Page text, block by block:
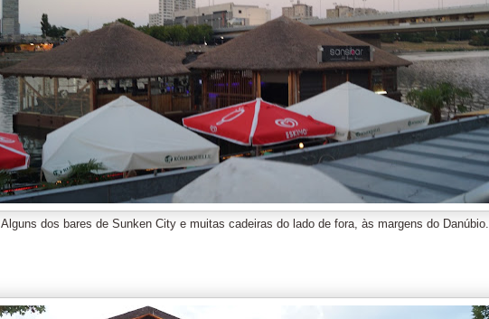
Alguns dos bares de Sunken City e muitas cadeiras do lado de fora, às margens do Danúbio.